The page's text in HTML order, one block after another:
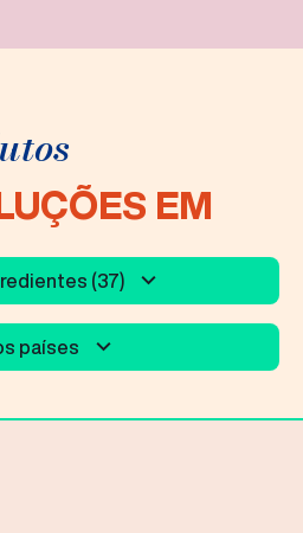
EM
(37)
países